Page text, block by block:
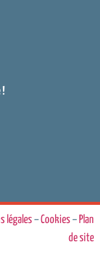
!
légales–Cookies– Plan
de site